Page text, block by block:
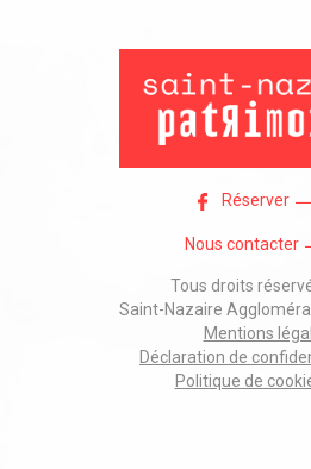
Réserver
Nous contacter
Tous droits
Saint-Nazaire
Mentions
Déclaration de
Politique de